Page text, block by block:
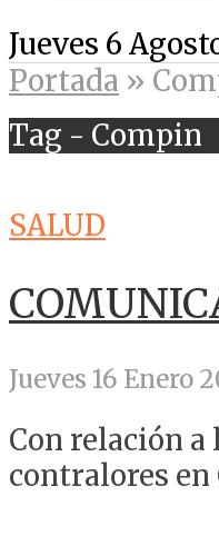
Jueves 6
Portada »
Tag - Compin
SALUD
Jueves 16 Enero
Con relación
contralores